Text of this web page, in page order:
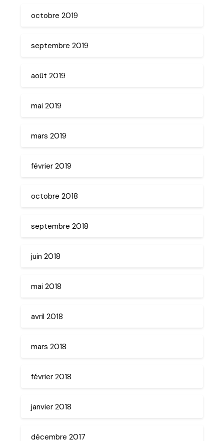
octobre 2019
septembre 2019
août 2019
mai 2019
mars 2019
février 2019
octobre 2018
septembre 2018
juin 2018
mai 2018
avril 2018
mars 2018
février 2018
janvier 2018
décembre 2017